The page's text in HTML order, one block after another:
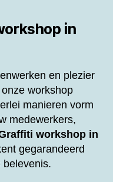
in
en plezier
workshop
manieren vorm
medewerkers,
workshop in
gegarandeerd
belevenis.